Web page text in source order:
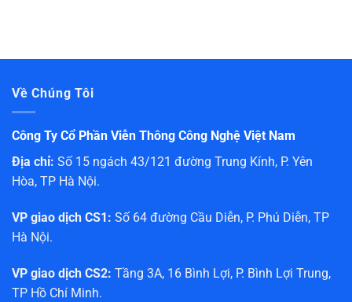
Về Chúng Tôi
Công Ty Cổ Phần Viễn Thông Công Nghệ Việt Nam
Địa chỉ: Số 15 ngách 43/121 đường Trung Kính, P. Yên
Hòa, TP Hà Nội.
VP giao dịch CS1: Số 64 đường Cầu Diễn, P. Phú Diễn, TP
Hà Nội.
VP giao dịch CS2: Tầng 3A, 16 Bình Lợi, P. Bình Lợi Trung,
TP Hồ Chí Minh.